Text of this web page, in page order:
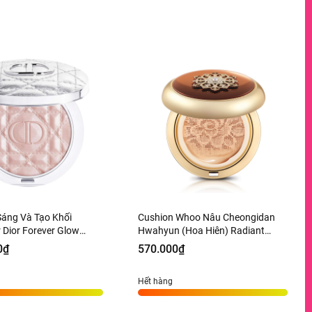
Và Tạo Khối
Forever Glow
03 Pink Halo - 6g
US
Cushion Whoo Nâu Cheongidan
Hwahyun (Hoa Hiên) Radiant
Essence Tone 21 - 15g
570.000₫
Hết hàng